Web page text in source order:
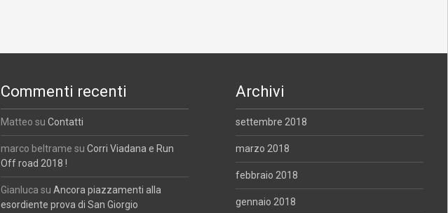
Commenti recenti
Matteo su Contatti
marco beltrame su Corri Viadana e Run
Off road 2018 !
Gianluca su Ancora piazzamenti alla
esordiente prova di San Giorgio
Archivi
settembre 2018
marzo 2018
febbraio 2018
gennaio 2018